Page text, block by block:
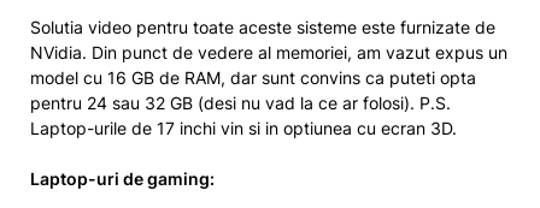
Solutia video pentru toate aceste sisteme este furnizate de
NVidia. Din punct de vedere al memoriei, am vazut expus un
model cu 16 GB de RAM, dar sunt convins ca puteti opta
pentru 24 sau 32 GB (desi nu vad la ce ar folosi). P.S.
Laptop-urile de 17 inchi vin si in optiunea cu ecran 3D.
Laptop-uri de gaming: